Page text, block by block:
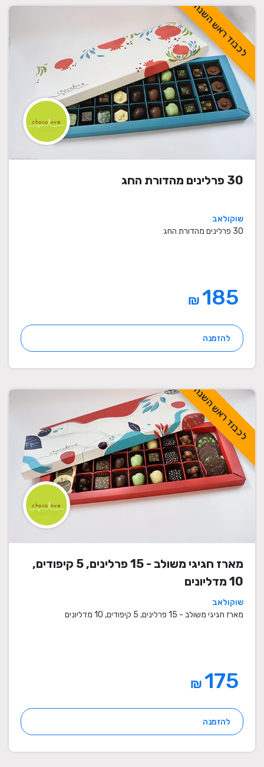
לכבוד ראש השנה
30 פרלינים מהדורת החג
שוקולאב
30 פרלינים מהדורת החג
₪
להזמנה
לכבוד ראש השנה
מארז חגיגי משולב - 15 פרלינים, 5 קיפודים,
10 מדליונים
שוקולאב
מארז חגיגי משולב - 15 פרלינים, 5 קיפודים, 10 מדליונים
₪
להזמנה